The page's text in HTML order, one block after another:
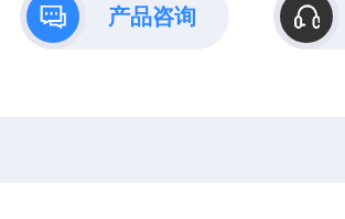
产品咨询